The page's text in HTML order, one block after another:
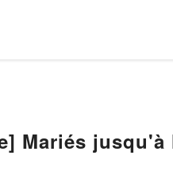
Mariés